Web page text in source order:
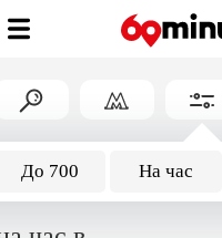
До 700 На час